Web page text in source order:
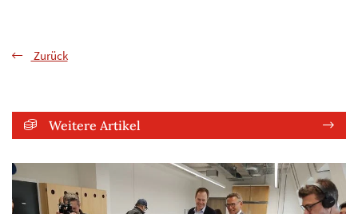
Zurück
Weitere Artikel